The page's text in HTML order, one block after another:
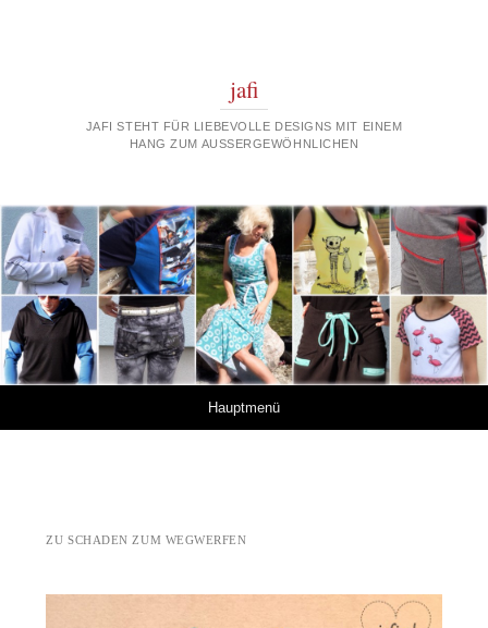
jafi
JAFI STEHT FÜR LIEBEVOLLE DESIGNS MIT EINEM
HANG ZUM AUSSERGEWÖHNLICHEN
Hauptmenü
ZU SCHADEN ZUM WEGWERFEN